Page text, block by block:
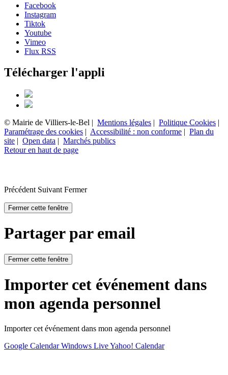
Facebook
Instagram
Tiktok
Youtube
Vimeo
Flux RSS
Télécharger l'appli
© Mairie de Villiers-le-Bel | Mentions légales | Politique Cookies |
Paramétrage des cookies | Accessibilité : non conforme | Plan du
site | Open data | Marchés publics
Retour en haut de page
Précédent Suivant Fermer
Fermer cette fenêtre
Partager par email
Fermer cette fenêtre
Importer cet événement dans
mon agenda personnel
Importer cet événement dans mon agenda personnel
Google CalendarWindows LiveYahoo! Calendar